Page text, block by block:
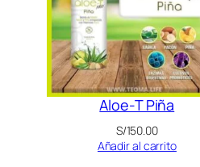
Aloe-T Piña
S/150.00
Añadir al carrito